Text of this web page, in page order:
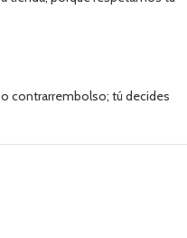
contrarrembolso; tú decides